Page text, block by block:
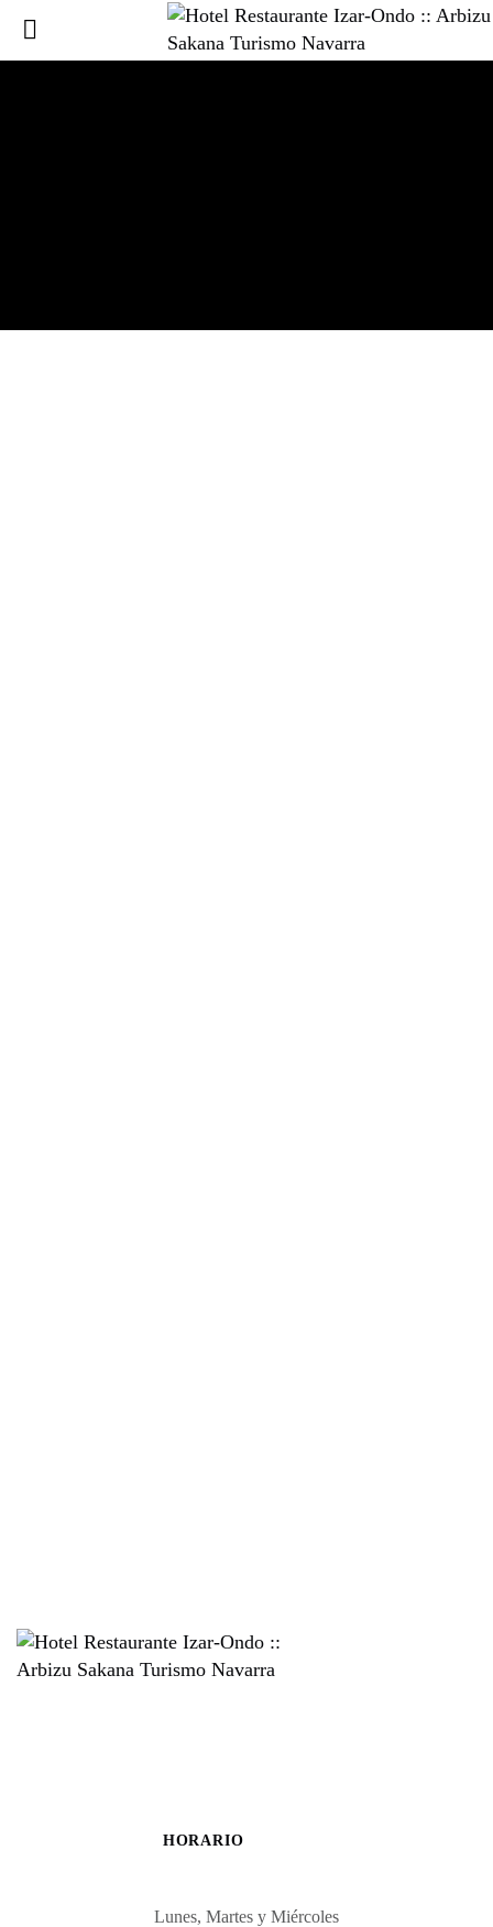
HORARIO
Lunes, Martes y Miércoles